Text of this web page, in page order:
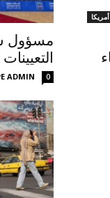
أمريكا
مسؤول
ADMIN 0